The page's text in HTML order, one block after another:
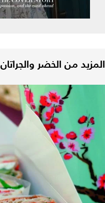
المزيد من الخضر والجراتان